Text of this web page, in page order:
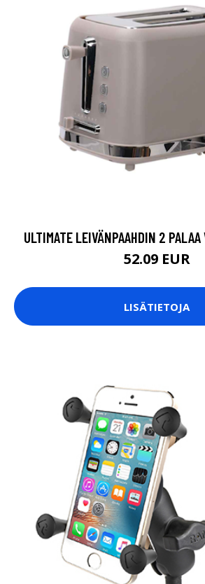
ULTIMATE LEIVÄNPAAHDIN 2 PALAA
52.09 EUR
LISÄTIETOJA